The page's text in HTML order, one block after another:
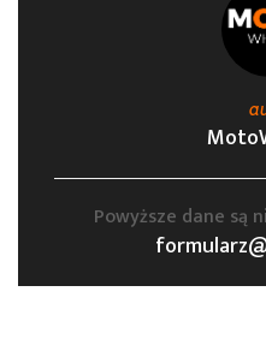
Powyższe dane są